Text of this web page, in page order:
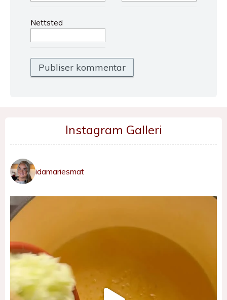
Nettsted
Instagram Galleri
idamariesmat